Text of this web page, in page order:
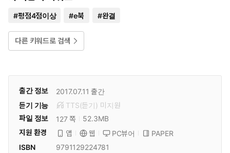
#평점4점이상 #e북 #완결
다른 키워드로 검색
출간 정보 2017.07.11 출간
듣기 기능
TTS(듣기) 미 지원
파일 정보
127 쪽
52.3MB
지원 환경
앱 웹 PC뷰어
PAPER
ISBN
9791129224781